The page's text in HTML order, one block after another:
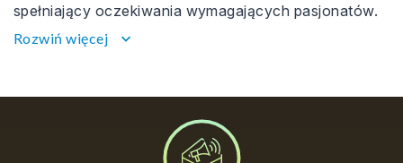
spełniający oczekiwania wymagających pasjonatów.
Mikado Katsudo
kołowrotek
Podczas połowów liczy się każdy detal,
Rozwiń więcej keyboard_arrow_down